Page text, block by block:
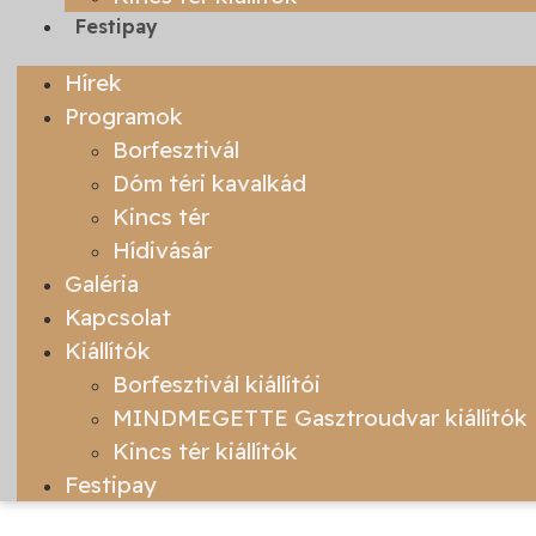
Festipay
Hírek
Programok
Borfesztivál
Dóm téri kavalkád
Kincs tér
Hídivásár
Galéria
Kapcsolat
Kiállítók
Borfesztivál kiállítói
MINDMEGETTE Gasztroudvar kiállítók
Kincs tér kiállítók
Festipay